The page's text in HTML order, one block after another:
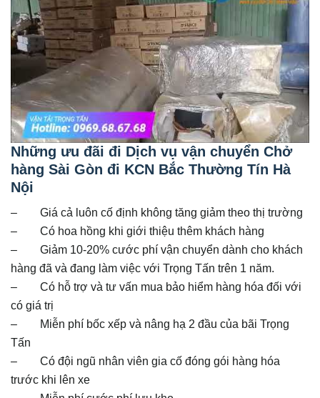
Những ưu đãi đi Dịch vụ vận chuyển Chở
hàng Sài Gòn đi KCN Bắc Thường Tín Hà
Nội
– Giá cả luôn cố định không tăng giảm theo thị trường
– Có hoa hồng khi giới thiệu thêm khách hàng
– Giảm 10-20% cước phí vận chuyển dành cho khách
hàng đã và đang làm việc với Trọng Tấn trên 1 năm.
– Có hỗ trợ và tư vấn mua bảo hiểm hàng hóa đối với
có giá trị
– Miễn phí bốc xếp và nâng hạ 2 đầu của bãi Trọng
Tấn
– Có đội ngũ nhân viên gia cố đóng gói hàng hóa
trước khi lên xe